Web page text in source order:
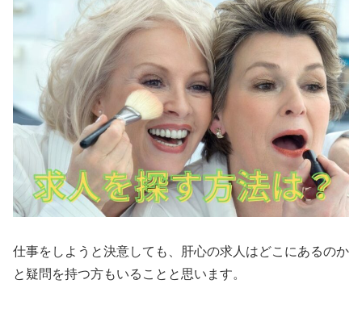
仕事をしようと決意しても、肝心の求人はどこにあるのか
と疑問を持つ方もいることと思います。